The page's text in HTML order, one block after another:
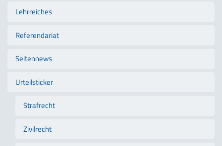
Lehrreiches
Referendariat
Seitennews
Urteilsticker
Strafrecht
Zivilrecht